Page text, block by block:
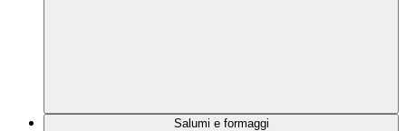
Salumi e formaggi